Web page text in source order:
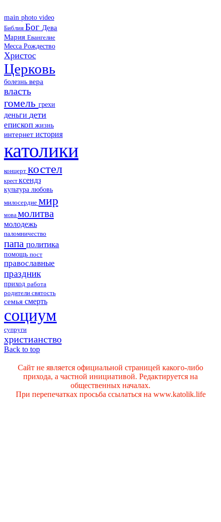
main photo video
Библия Бог Дева
Мария Евангелие
Месса Рождество
Христос
Церковь
болезнь вера
власть
гомель грехи
деньги дети
епископ жизнь
интернет история
католики
концерт костел
крест ксендз
культура любовь
милосердие мир
мова молитва
молодежь
паломничество
папа политика
помощь пост
православные
праздник
приход работа
родители святость
семья смерть
социум
супруги
христианство
Back to top
Сайт не является официальной страницей какого-либо
прихода, а частной инициативой. Редактируется на
общественных началах.
При перепечатках просьба ссылаться на www.katolik.life